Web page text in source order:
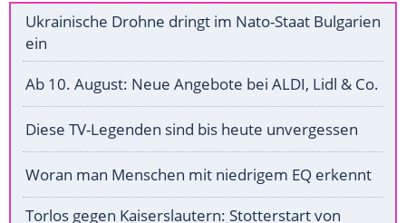
Ukrainische Drohne dringt im Nato-Staat Bulgarien
ein
Ab 10. August: Neue Angebote bei ALDI, Lidl & Co.
Diese TV-Legenden sind bis heute unvergessen
Woran man Menschen mit niedrigem EQ erkennt
Torlos gegen Kaiserslautern: Stotterstart von